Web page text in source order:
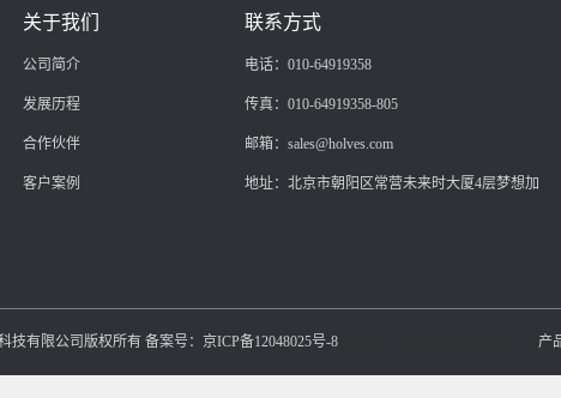
关于我们
公司简介
发展历程
合作伙伴
客户案例
联系方式
电话：010-64919358
传真：010-64919358-805
邮箱：sales@holves.com
地址：北京市朝阳区常营未来时大厦4层梦想加
技有限公司版权所有 备案号：京ICP备12048025号-8 产